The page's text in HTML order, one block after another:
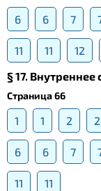
6 6 7
11 11 12
§ 17. Внутреннее
Страница 66
1 1 2 2
6 6 7
11 11